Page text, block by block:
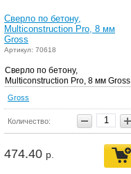
Сверло по бетону,
Multiconstruction Pro, 8 мм
Gross
Артикул: 70618
Сверло по бетону,
Multiconstruction Pro, 8 мм Gross
Gross
Количество:
474.40 р.